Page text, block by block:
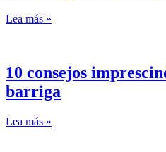
Lea más »
10 consejos
barriga
Lea más »